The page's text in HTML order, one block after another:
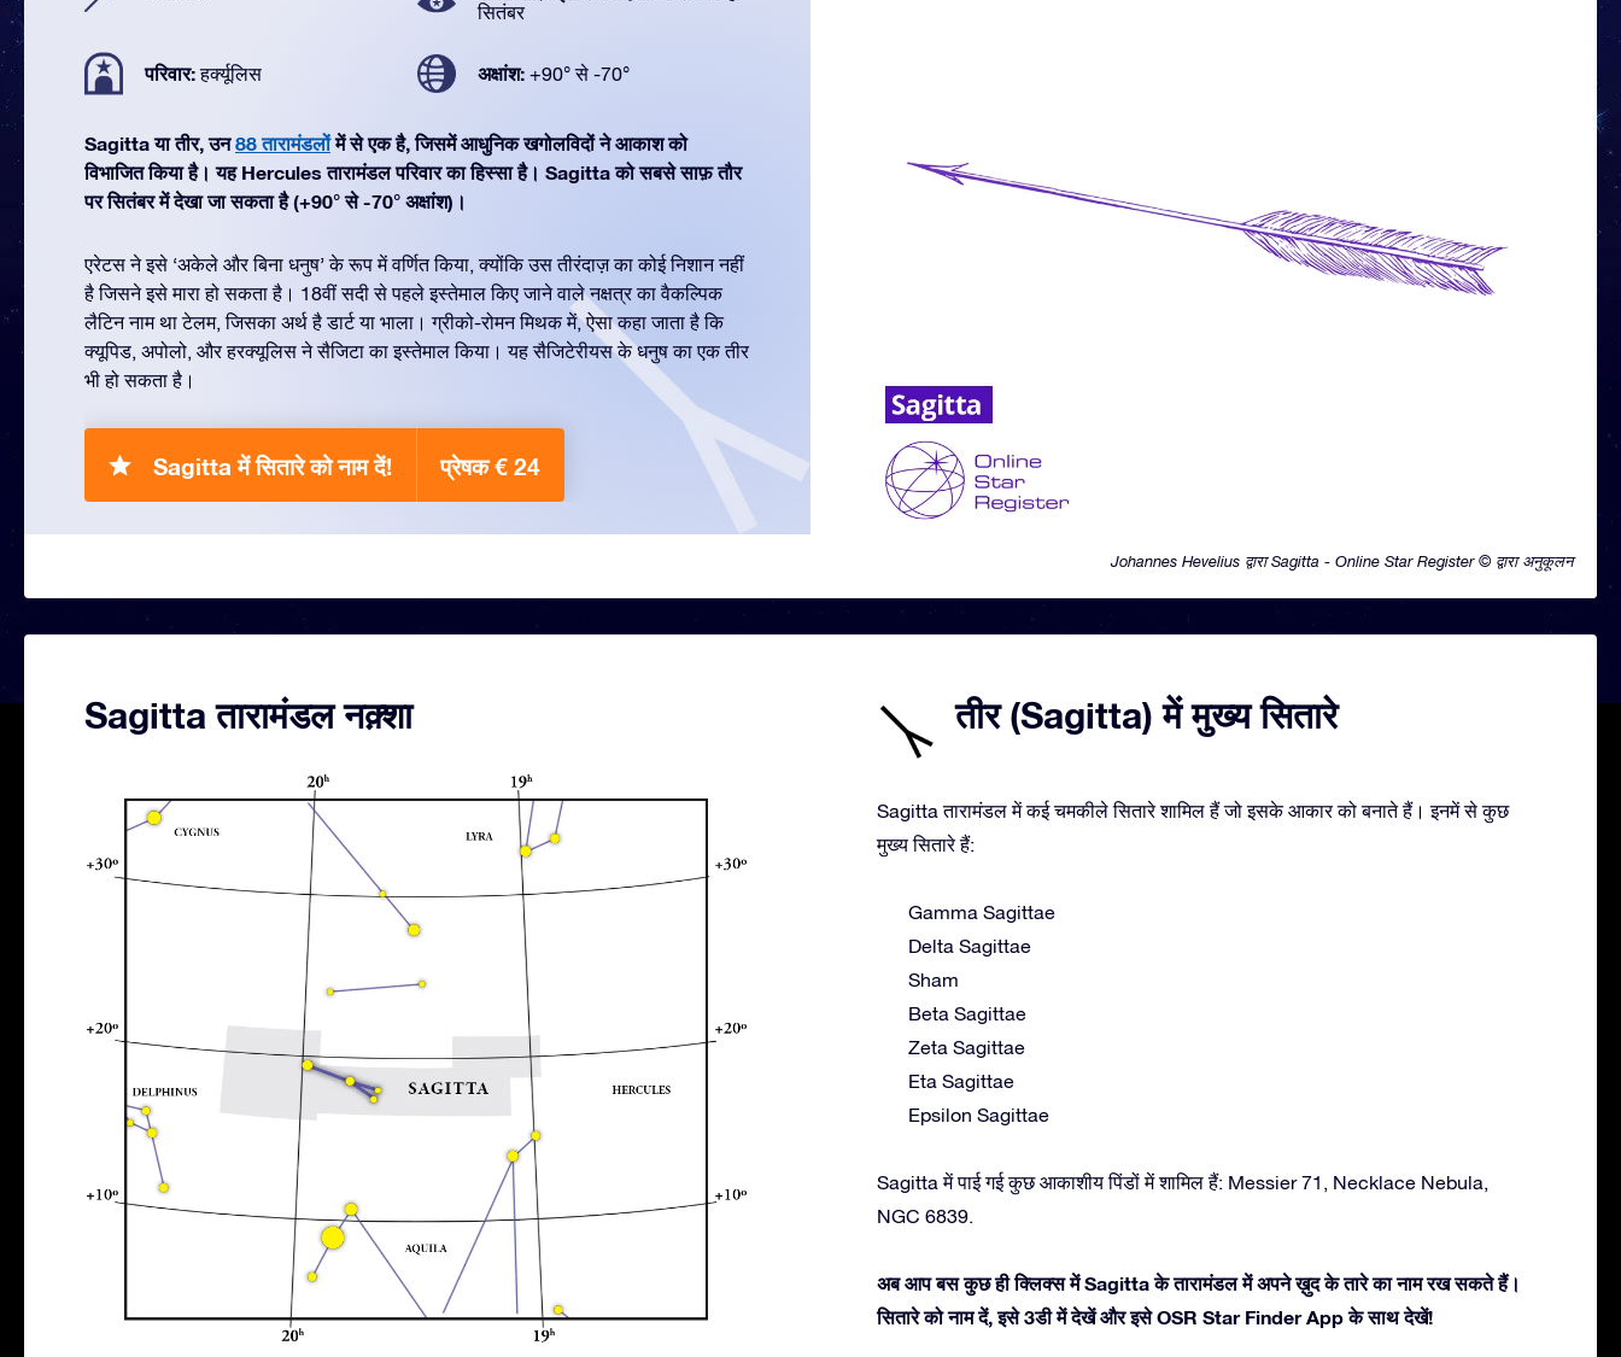
Johannes Hevelius द्वारा Sagitta - Online Star Register © द्वारा अनुकूलन
सितंबर
परिवार:हर्क्यूलिस अक्षांश: +90° से -70°
Sagitta या तीर, उन88 तारामंडलोंमें से एक है, जिसमें आधुनिक खगोलविदों ने आकाश को
विभाजित किया है। यह Hercules तारामंडल परिवार का हिस्सा है। Sagitta को सबसे साफ़ तौर
पर सितंबर में देखा जा सकता है (+90° से -70° अक्षांश)।
एरेटस ने इसे ‘अकेले और बिना धनुष’ के रूप में वर्णित किया, क्योंकि उस तीरंदाज़ का कोई निशान नहीं
है जिसने इसे मारा हो सकता है। 18वीं सदी से पहले इस्तेमाल किए जाने वाले नक्षत्र का वैकल्पिक
लैटिन नाम था टेलम, जिसका अर्थ है डार्ट या भाला। ग्रीको-रोमन मिथक में, ऐसा कहा जाता है कि
क्यूपिड, अपोलो, और हरक्यूलिस ने सैजिटा का इस्तेमाल किया। यह सैजिटेरीयस के धनुष का एक तीर
भी हो सकता है।
Sagitta में सितारे को नाम दें! प्रेषक € 24
Sagitta तारामंडल नक़्शा तीर (Sagitta) में मुख्य सितारे
Sagitta तारामंडल में कई चमकीले सितारे शामिल हैं जो इसके आकार को बनाते हैं। इनमें से कुछ
मुख्य सितारे हैं:
Gamma Sagittae
Delta Sagittae
Sham
Beta Sagittae
Zeta Sagittae
Eta Sagittae
Epsilon Sagittae
Sagitta में पाई गई कुछ आकाशीय पिंडों में शामिल हैं: Messier 71, Necklace Nebula,
NGC 6839.
अब आप बस कुछ ही क्लिक्स में Sagitta के तारामंडल में अपने ख़ुद के तारे का नाम रख सकते हैं।
सितारे को नाम दें, इसे 3डी में देखें और इसे OSR Star Finder App के साथ देखें!